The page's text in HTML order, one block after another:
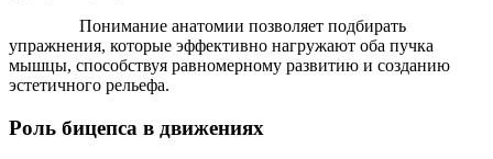
Понимание анатомии позволяет подбирать
упражнения, которые эффективно нагружают оба пучка
мышцы, способствуя равномерному развитию и созданию
эстетичного рельефа.
Роль бицепса в движениях